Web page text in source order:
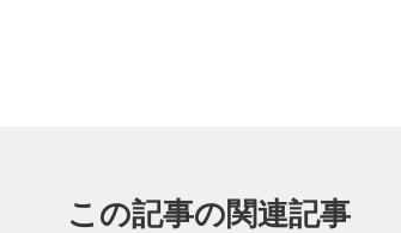
この記事の関連記事